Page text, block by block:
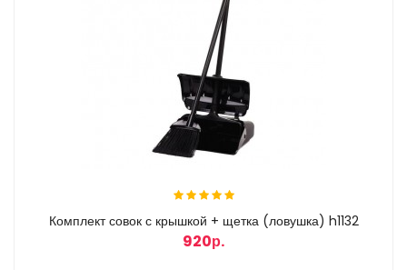
Комплект совок с крышкой + щетка (ловушка) h1132
920р.